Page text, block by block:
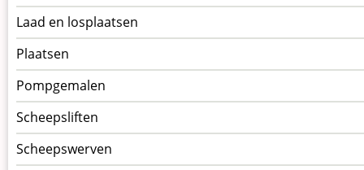
Laad en losplaatsen
Plaatsen
Pompgemalen
Scheepsliften
Scheepswerven